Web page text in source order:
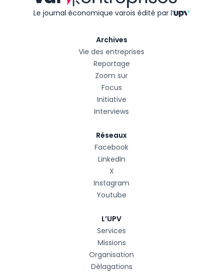
Le journal économique varois édité par l’
Archives
Vie des entreprises
Reportage
Zoom sur
Focus
Initiative
Interviews
Réseaux
Facebook
LinkedIn
X
Instagram
Youtube
L’UPV
Services
Missions
Organisation
Délagations